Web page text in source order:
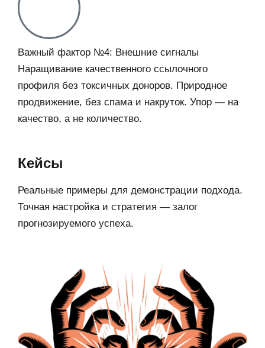
Важный фактор №4: Внешние сигналы
Наращивание качественного ссылочного
профиля без токсичных доноров. Природное
продвижение, без спама и накруток. Упор — на
качество, а не количество.
Кейсы
Реальные примеры для демонстрации подхода.
Точная настройка и стратегия — залог
прогнозируемого успеха.